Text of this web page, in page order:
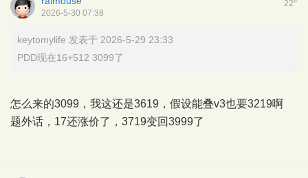
22
2026-5-30 07:38
keytomylife 发表于 2026-5-29 23:33
PDD现在16+512 3099了
怎么来的3099，我这还是3619，假设能叠v3也要3219啊
题外话，17还涨价了，3719变回3999了